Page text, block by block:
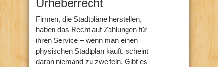
Urheberrecht
Firmen, die Stadtpläne herstellen,
haben das Recht auf Zahlungen für
ihren Service – wenn man einen
physischen Stadtplan kauft, scheint
daran niemand zu zweifeln. Gibt es